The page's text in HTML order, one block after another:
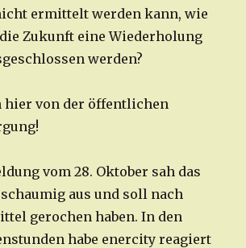
ermittelt werden kann, wie
Zukunft eine Wiederholung
werden?
hier von der öffentlichen
vom 28. Oktober sah das
aus und soll nach
gerochen haben. In den
habe enercity reagiert